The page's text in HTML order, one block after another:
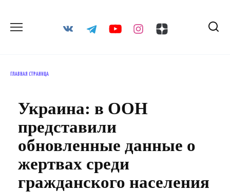
содержанию
ГЛАВНАЯ СТРАНИЦА
Украина: в ООН
представили
обновленные данные о
жертвах среди
гражданского населения